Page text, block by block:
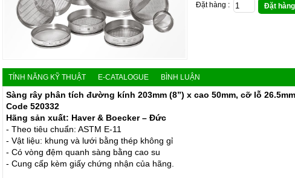
Đặt hàng :
Đặt hàng
TÍNH NĂNG KỸ THUẬT E-CATALOGUE BÌNH LUẬN
Sàng rây phân tích đường kính 203mm (8”) x cao 50mm, cỡ lỗ
Code 520332
Hãng sản xuất: Haver & Boecker – Đức
- Theo tiêu chuẩn: ASTM E-11
- Vật liệu: khung và lưới bằng thép không gỉ
- Có vòng đệm quanh sàng bằng cao su
- Cung cấp kèm giấy chứng nhận của hãng.